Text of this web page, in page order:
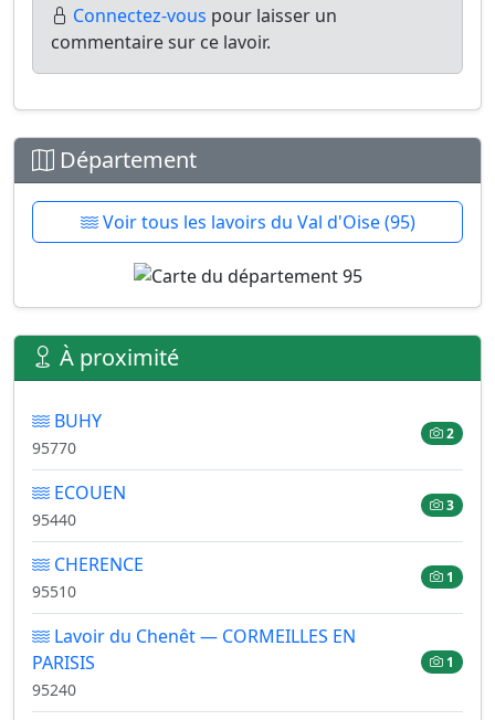
Connectez-vous pour laisser un
commentaire sur ce lavoir.
Département
Voir tous les lavoirs du Val d'Oise (95)
À proximité
BUHY
95770
2
ECOUEN
95440
3
CHERENCE
95510
1
Lavoir du Chenêt — CORMEILLES EN
PARISIS
95240
1